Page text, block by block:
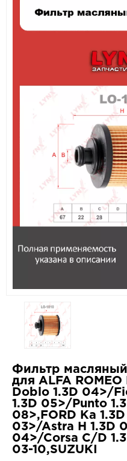
Фильтр масляный
для ALFA
Doblo 1.3D 04>/
1.3D 05>/Punto
08>,FORD Ka
03>/Astra H 1.3D
04>/Corsa C/D
03-10,SUZUKI